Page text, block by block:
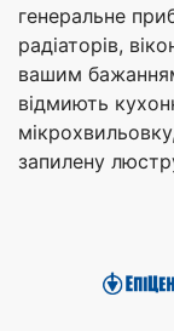
генеральне
радіаторів,
вашим
відмиють
запилену